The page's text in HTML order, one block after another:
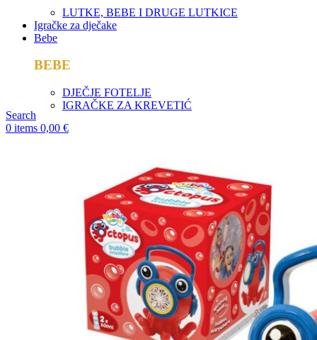
LUTKE, BEBE I DRUGE LUTKICE
Igračke za dječake
Bebe
BEBE
DJEČJE FOTELJE
IGRAČKE ZA KREVETIĆ
Search
0 items 0,00 €